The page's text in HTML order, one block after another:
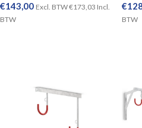
€143,00 Excl. BTW€173,03 Incl.
BTW
€
BTW